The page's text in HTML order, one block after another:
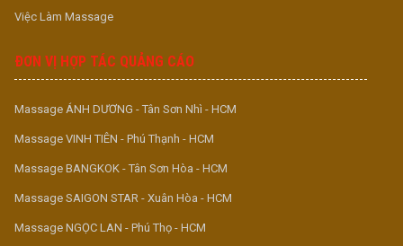
Việc Làm Massage
ĐƠN VỊ HỢP TÁC QUẢNG CÁO
Massage ÁNH DƯƠNG - Tân Sơn Nhì - HCM
Massage VINH TIÊN - Phú Thạnh - HCM
Massage BANGKOK - Tân Sơn Hòa - HCM
Massage SAIGON STAR - Xuân Hòa - HCM
Massage NGỌC LAN - Phú Thọ - HCM